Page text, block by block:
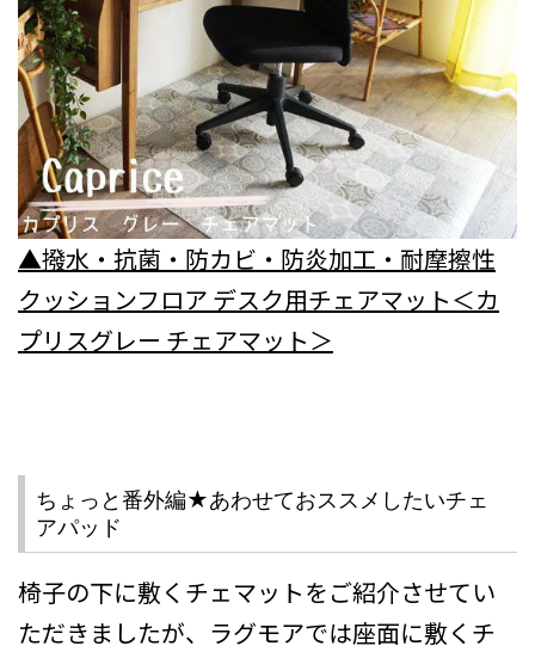
▲撥水・抗菌・防カビ・防炎加工・耐摩擦性
クッションフロア デスク用チェアマット＜カ
プリスグレー チェアマット＞
ちょっと番外編★あわせておススメしたいチェ
アパッド
椅子の下に敷くチェマットをご紹介させてい
ただきましたが、ラグモアでは座面に敷くチ